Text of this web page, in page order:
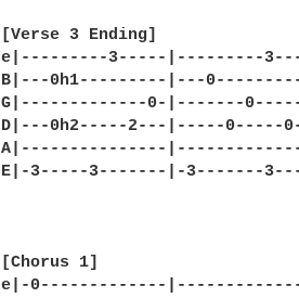
[Verse 3 Ending]
e|---------3-----|---------
B|---0h1---------|---
G|-------------0-|-------0-----
D|---0h2-----2---|-----0-----
A|---------------
E|-3-----3-------|-3-------
[Chorus 1]
e|-0-------------